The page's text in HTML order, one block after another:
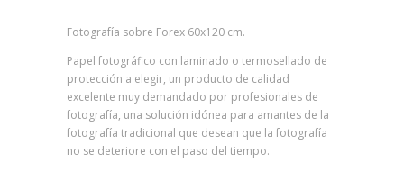
Fotografía sobre Forex 60x120 cm.
Papel fotográfico con laminado o termosellado de
protección a elegir, un producto de calidad
excelente muy demandado por profesionales de
fotografía, una solución idónea para amantes de la
fotografía tradicional que desean que la fotografía
no se deteriore con el paso del tiempo.